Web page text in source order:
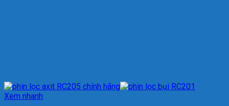
Xem nhanh